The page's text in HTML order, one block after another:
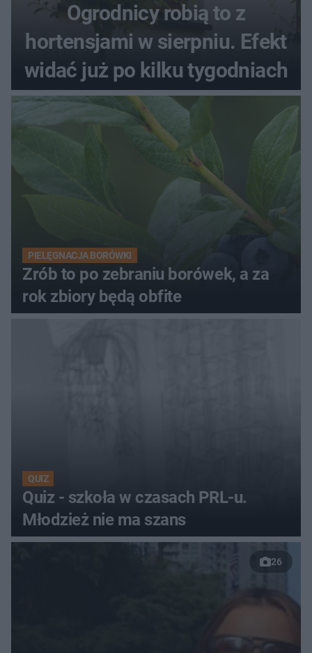
Ogrodnicy robią to z
hortensjami w sierpniu. Efekt
widać już po kilku tygodniach
PIELĘGNACJA BORÓWKI
Zrób to po zebraniu borówek, a za
rok zbiory będą obfite
QUIZ
Quiz - szkoła w czasach PRL-u.
Młodzież nie ma szans
26